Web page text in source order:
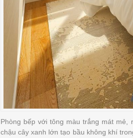
Thiết kế nội thất căn 78m2 Goldmark city
Phòng bếp với tông màu trắng mát
chậu cây xanh lớn tạo bầu không khí